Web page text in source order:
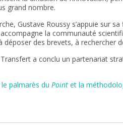
grand nombre.
Gustave Roussy s’appuie sur
la communauté
déposer des brevets, à rechercher
a conclu un partenariat
palmarès du Point et la